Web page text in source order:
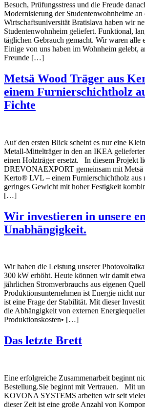
Besuch, Prüfungsstress und die Freude
Modernisierung der Studentenwohnheime an
Wirtschaftsuniversität Bratislava haben wir
Studentenwohnheim geliefert. Funktional,
täglichen Gebrauch gemacht. Wir waren alle
Einige von uns haben im Wohnheim gelebt,
Freunde […]
Metsä Wood Träger aus
einem Furnierschichtholz
Fichte
Auf den ersten Blick scheint es nur eine
Metall-Mittelträger in den an IKEA
einen Holzträger ersetzt. In diesem Projekt
DREVONAEXPORT gemeinsam mit Metsä
Kerto® LVL – einem Furnierschichtholz aus
geringes Gewicht mit hoher Festigkeit
[…]
Wir investieren in unsere
Unabhängigkeit.
Wir haben die Leistung unserer
300 kW erhöht. Heute können wir damit
jährlichen Stromverbrauchs aus eigenen
Produktionsunternehmen ist Energie nicht
ist eine Frage der Stabilität. Mit dieser
die Abhängigkeit von externen
Produktionskosten• […]
Das letzte Brett
Eine erfolgreiche Zusammenarbeit beginnt
Bestellung.Sie beginnt mit Vertrauen. Mit
KOVONA SYSTEMS arbeiten wir seit
dieser Zeit ist eine große Anzahl von